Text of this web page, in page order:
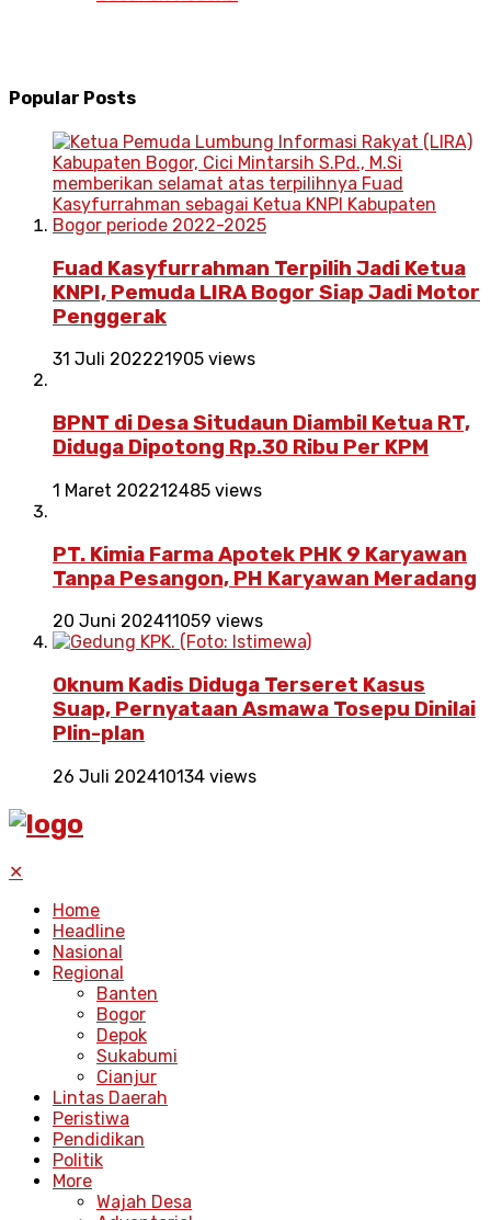
Popular Posts
Fuad Kasyfurrahman Terpilih Jadi Ketua
KNPI, Pemuda LIRA Bogor Siap Jadi Motor
Penggerak
31 Juli 202221905 views
BPNT di Desa Situdaun Diambil Ketua RT,
Diduga Dipotong Rp.30 Ribu Per KPM
1 Maret 202212485 views
PT. Kimia Farma Apotek PHK 9 Karyawan
Tanpa Pesangon, PH Karyawan Meradang
20 Juni 202411059 views
Oknum Kadis Diduga Terseret Kasus
Suap, Pernyataan Asmawa Tosepu Dinilai
Plin-plan
26 Juli 202410134 views
✕
Home
Headline
Nasional
Regional
Banten
Bogor
Depok
Sukabumi
Cianjur
Lintas Daerah
Peristiwa
Pendidikan
Politik
More
Wajah Desa